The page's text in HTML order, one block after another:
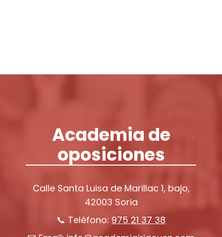
Academia de
oposiciones
Calle Santa Luisa de Marillac 1, bajo,
42003 Soria
📞 Teléfono: 975 21 37 38